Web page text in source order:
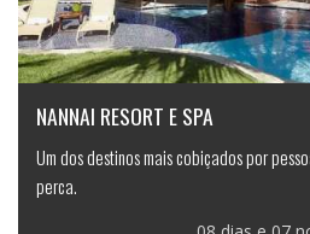
NANNAI RESORT E SPA
Um dos destinos mais cobiçados por
perca.